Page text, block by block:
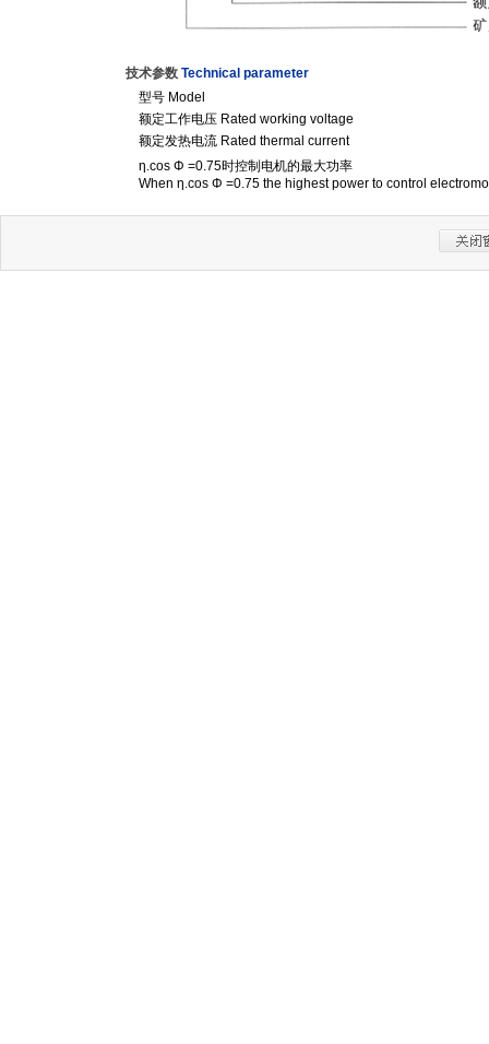
技术参数 Technical parameter
型号 Model
额定工作电压 Rated working voltage
额定发热电流 Rated thermal current
η.cos Φ =0.75时控制电机的最大功率
When η.cos Φ =0.75 the highest power to control